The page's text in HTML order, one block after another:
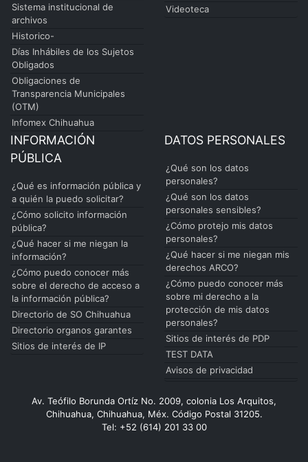
Sistema institucional de
archivos
Historico-
Días Inhábiles de los Sujetos
Obligados
Obligaciones de
Transparencia Municipales
(OTM)
Infomex Chihuahua
Videoteca
INFORMACIÓN
PÚBLICA
¿Qué es información pública y
a quién la puedo solicitar?
¿Cómo solicito información
pública?
¿Qué hacer si me niegan la
información?
¿Cómo puedo conocer más
sobre el derecho de acceso a
la información pública?
Directorio de SO Chihuahua
Directorio organos garantes
Sitios de interés de IP
DATOS PERSONALES
¿Qué son los datos
personales?
¿Qué son los datos
personales sensibles?
¿Cómo protejo mis datos
personales?
¿Qué hacer si me niegan mis
derechos ARCO?
¿Cómo puedo conocer más
sobre mi derecho a la
protección de mis datos
personales?
Sitios de interés de PDP
TEST DATA
Avisos de privacidad
Av. Teófilo Borunda Ortíz No. 2009, colonia Los Arquitos,
Chihuahua, Chihuahua, Méx. Código Postal 31205.
Tel: +52 (614) 201 33 00